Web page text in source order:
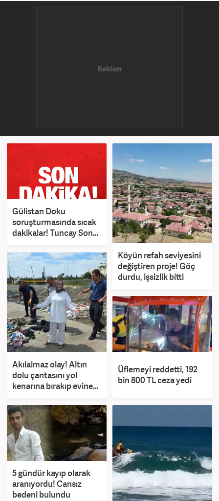
Gülistan Doku
soruşturmasında sıcak
dakikalar! Tuncay Sonel
Köyün refah seviyesini
değiştiren proje! Göç
durdu, işsizlik bitti
Akılalmaz olay! Altın
dolu çantasını yol
kenarına bırakıp evine
Üflemeyi reddetti, 192
bin 800 TL ceza yedi
5 gündür kayıp olarak
aranıyordu! Cansız
bedeni bulundu